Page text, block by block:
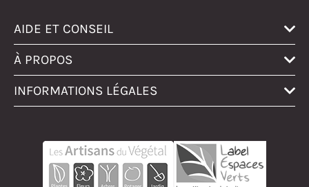
AIDE ET CONSEIL
À PROPOS
INFORMATIONS LÉGALES